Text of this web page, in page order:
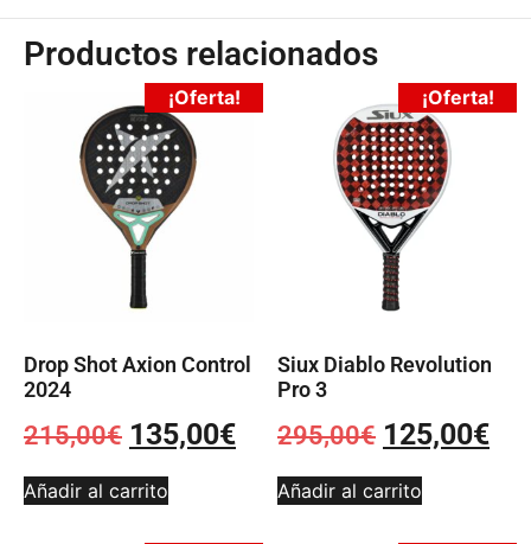
Productos relacionados
¡Oferta!
Drop Shot Axion Control
2024
215,00€ 135,00€
Añadir al carrito
¡Oferta!
Siux Diablo Revolution
Pro 3
295,00€ 125,00€
Añadir al carrito